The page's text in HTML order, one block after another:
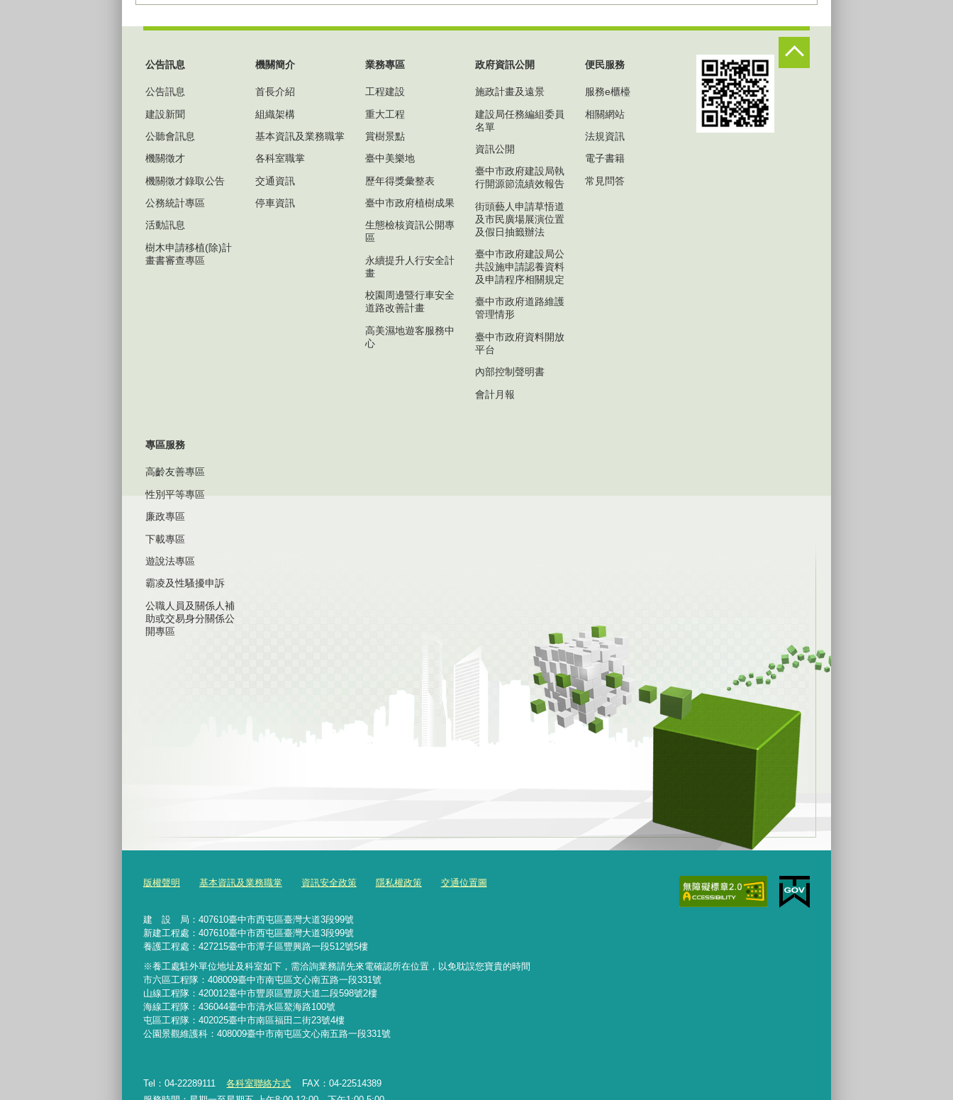
公告訊息
公告訊息
建設新聞
公聽會訊息
機關徵才
機關徵才錄取公告
公務統計專區
活動訊息
樹木申請移植(除)計
畫書審查專區
機關簡介
首長介紹
組織架構
基本資訊及業務職掌
各科室職掌
交通資訊
停車資訊
業務專區
工程建設
重大工程
賞樹景點
臺中美樂地
歷年得獎彙整表
臺中市政府植樹成果
生態檢核資訊公開專
區
永續提升人行安全計
畫
校園周邊暨行車安全
道路改善計畫
高美濕地遊客服務中
心
政府資訊公開
施政計畫及遠景
建設局任務編組委員
名單
資訊公開
臺中市政府建設局執
行開源節流績效報告
街頭藝人申請草悟道
及市民廣場展演位置
及假日抽籤辦法
臺中市政府建設局公
共設施申請認養資料
及申請程序相關規定
臺中市政府道路維護
管理情形
臺中市政府資料開放
平台
內部控制聲明書
會計月報
便民服務
服務e櫃檯
相關網站
法規資訊
電子書籍
常見問答
專區服務
高齡友善專區
性別平等專區
廉政專區
下載專區
遊說法專區
霸凌及性騷擾申訴
公職人員及關係人補
助或交易身分關係公
開專區
版權聲明 基本資訊及業務職掌 資訊安全政策 隱私權政策 交通位置圖
建 設 局： 407610臺中市西屯區臺灣大道3段99號
新建工程處：407610臺中市西屯區臺灣大道3段99號
養護工程處：427215臺中市潭子區豐興路一段512號5樓
※養工處駐外單位地址及科室如下，需洽詢業務請先來電確認所在位置，以免耽誤您寶貴的時間
市六區工程隊：408009臺中市南屯區文心南五路一段331號
山線工程隊：420012臺中市豐原區豐原大道二段598號2樓
海線工程隊：436044臺中市清水區鰲海路100號
屯區工程隊：402025臺中市南區福田二街23號4樓
公園景觀維護科：408009臺中市南屯區文心南五路一段331號
Tel：04-22289111 各科室聯絡方式
FAX：04-22514389